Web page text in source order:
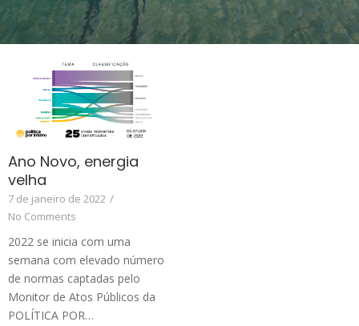
Ano Novo, energia
velha
7 de janeiro de 2022 /
No Comments
2022 se inicia com uma
semana com elevado número
de normas captadas pelo
Monitor de Atos Públicos da
POLÍTICA POR…